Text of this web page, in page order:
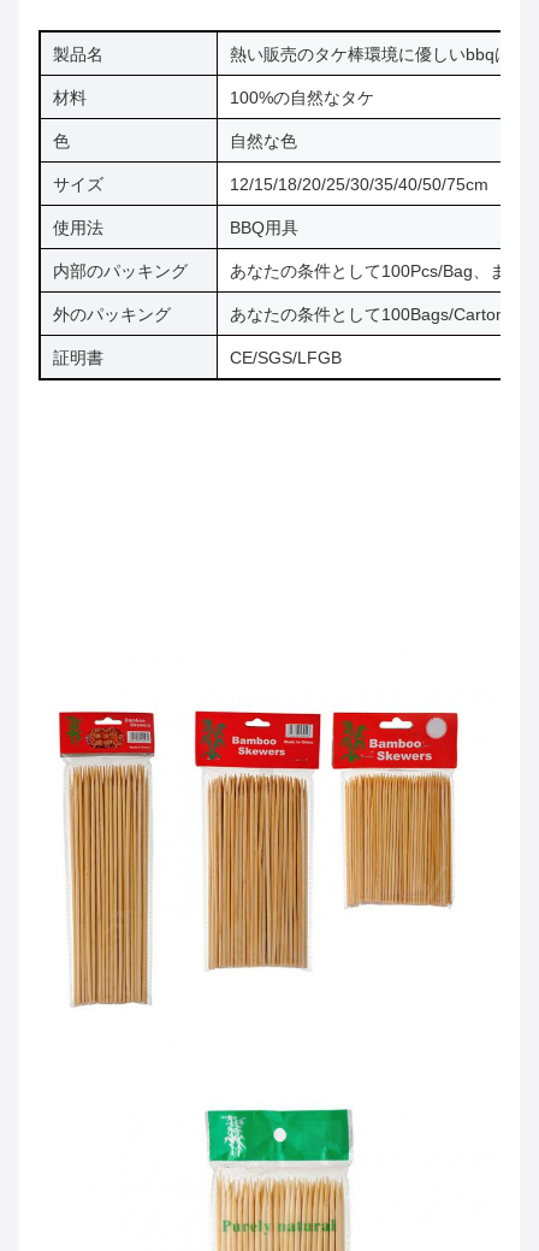
製品名 熱い販売のタケ棒環境に優しいbbqは提
材料 100%の自然なタケ
色 自然な色
サイズ 12/15/18/20/25/30/35/40/50/75cm （L
使用法 BBQ用具
内部のパッキング あなたの条件として100Pcs/Bag、または
外のパッキング あなたの条件として100Bags/Carton、
証明書 CE/SGS/LFGB